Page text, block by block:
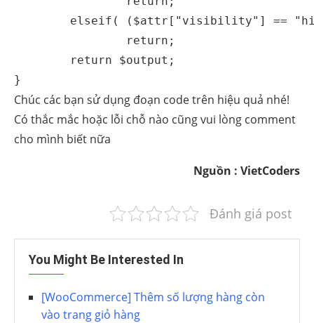
}
Chúc các bạn sử dụng đoạn code trên hiệu quả nhé!
Có thắc mắc hoặc lỗi chỗ nào cũng vui lòng comment
cho mình biết nữa
Nguồn : VietCoders
Đánh giá post
You Might Be Interested In
[WooCommerce] Thêm số lượng hàng còn
vào trang giỏ hàng